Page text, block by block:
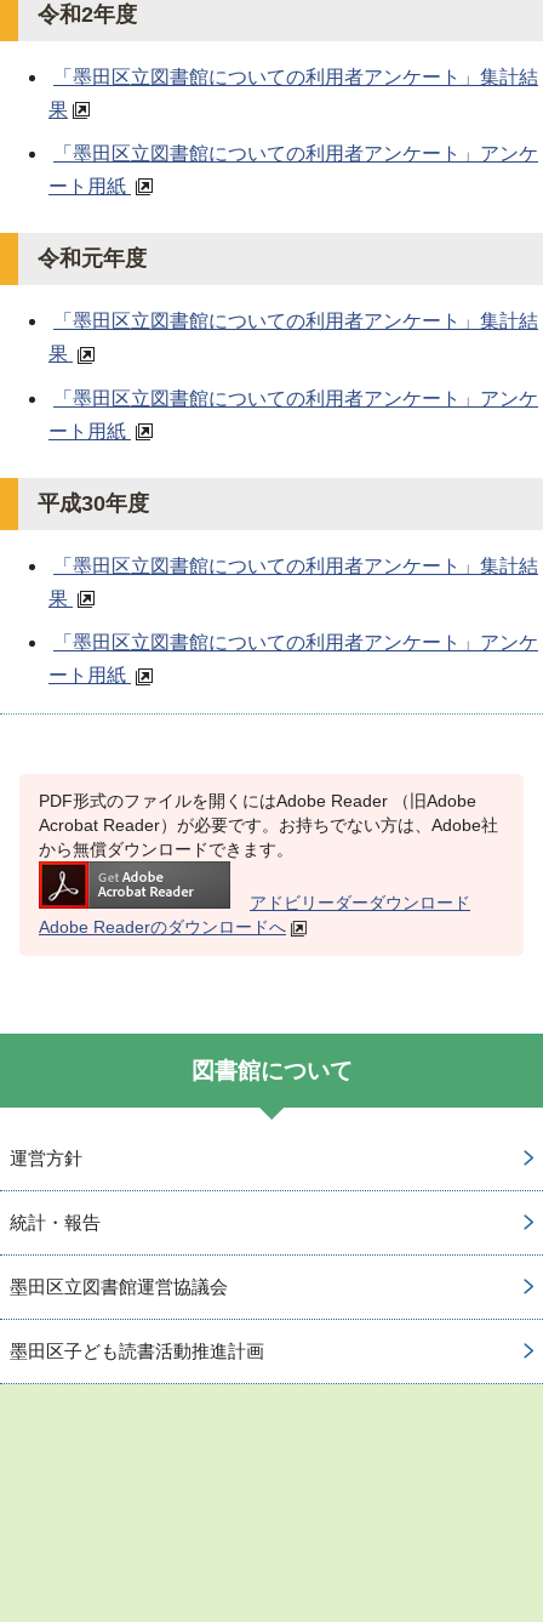
令和2年度
「墨田区立図書館についての利用者アンケート」集計結
果
「墨田区立図書館についての利用者アンケート」アンケ
ート用紙
令和元年度
「墨田区立図書館についての利用者アンケート」集計結
果
「墨田区立図書館についての利用者アンケート」アンケ
ート用紙
平成30年度
「墨田区立図書館についての利用者アンケート」集計結
果
「墨田区立図書館についての利用者アンケート」アンケ
ート用紙
PDF形式のファイルを開くにはAdobe Reader （旧Adobe
Acrobat Reader）が必要です。お持ちでない方は、Adobe社
から無償ダウンロードできます。
アドビリーダーダウンロード
Adobe Readerのダウンロードへ
図書館について
運営方針
統計・報告
墨田区立図書館運営協議会
墨田区子ども読書活動推進計画